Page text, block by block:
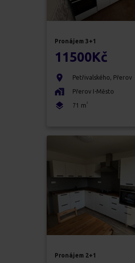
Pronájem 3+1
11500Kč
Petřivalského, Přerov
Přerov I-Město
71 m 2
Pronájem 2+1